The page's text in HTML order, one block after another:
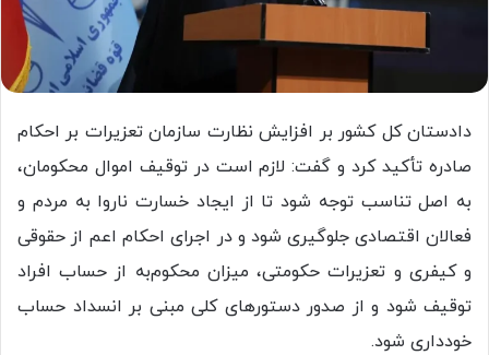
دادستان کل کشور بر افزایش نظارت سازمان تعزیرات بر احکام
صادره تأکید کرد و گفت: لازم است در توقیف اموال محکومان،
به اصل تناسب توجه شود تا از ایجاد خسارت ناروا به مردم و
فعالان اقتصادی جلوگیری شود و در اجرای احکام اعم از حقوقی
و کیفری و تعزیرات حکومتی، میزان محکوم‌به از حساب افراد
توقیف شود و از صدور دستورهای کلی مبنی بر انسداد حساب
خودداری شود.